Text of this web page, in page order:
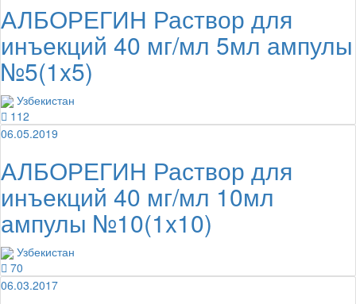
АЛБОРЕГИН Раствор для
инъекций 40 мг/мл 5мл ампулы
№5(1x5)
Узбекистан
112
06.05.2019
АЛБОРЕГИН Раствор для
инъекций 40 мг/мл 10мл
ампулы №10(1x10)
Узбекистан
70
06.03.2017